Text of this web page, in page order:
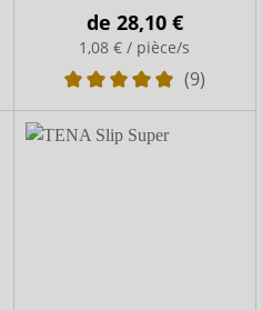
de 28,10 €
1,08 € / pièce/s
(9)